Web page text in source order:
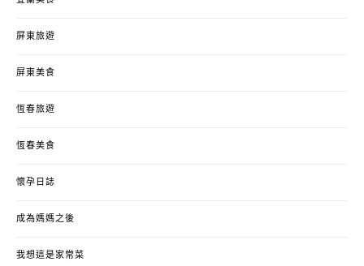
屏東旅遊
屏東美食
恆春旅遊
恆春美食
懷孕日誌
成為媽媽之後
我想這是家常菜